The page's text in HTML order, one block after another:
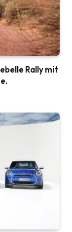
Rally mit